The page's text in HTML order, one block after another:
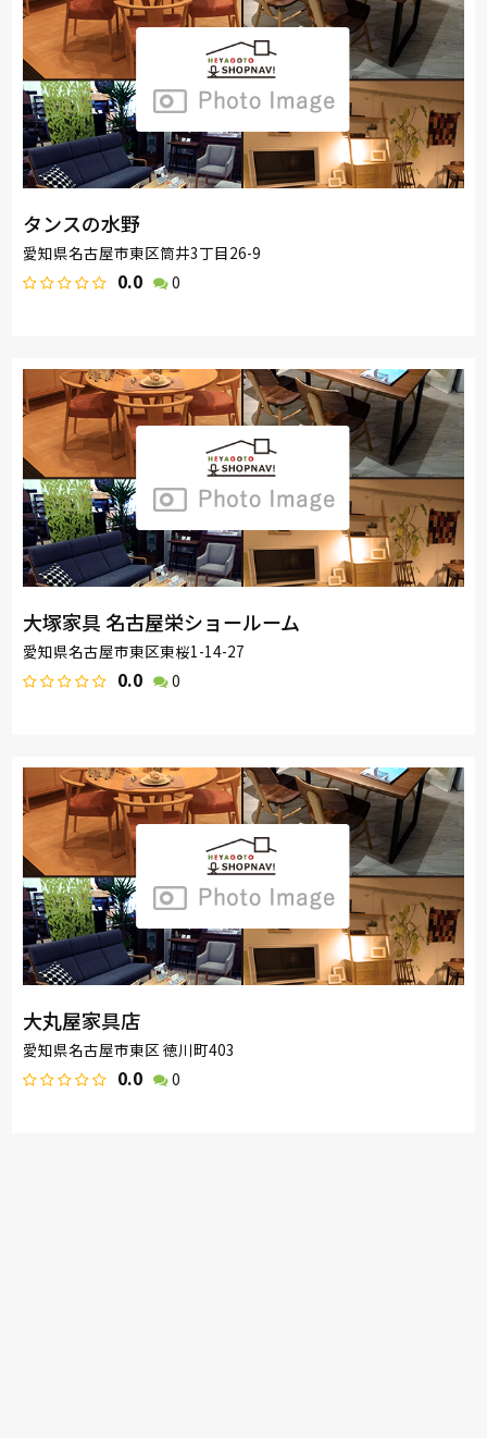
タンスの水野
愛知県名古屋市東区筒井3丁目26-9
0.0 0
大塚家具 名古屋栄ショールーム
愛知県名古屋市東区東桜1-14-27
0.0 0
大丸屋家具店
愛知県名古屋市東区 徳川町403
0.0 0